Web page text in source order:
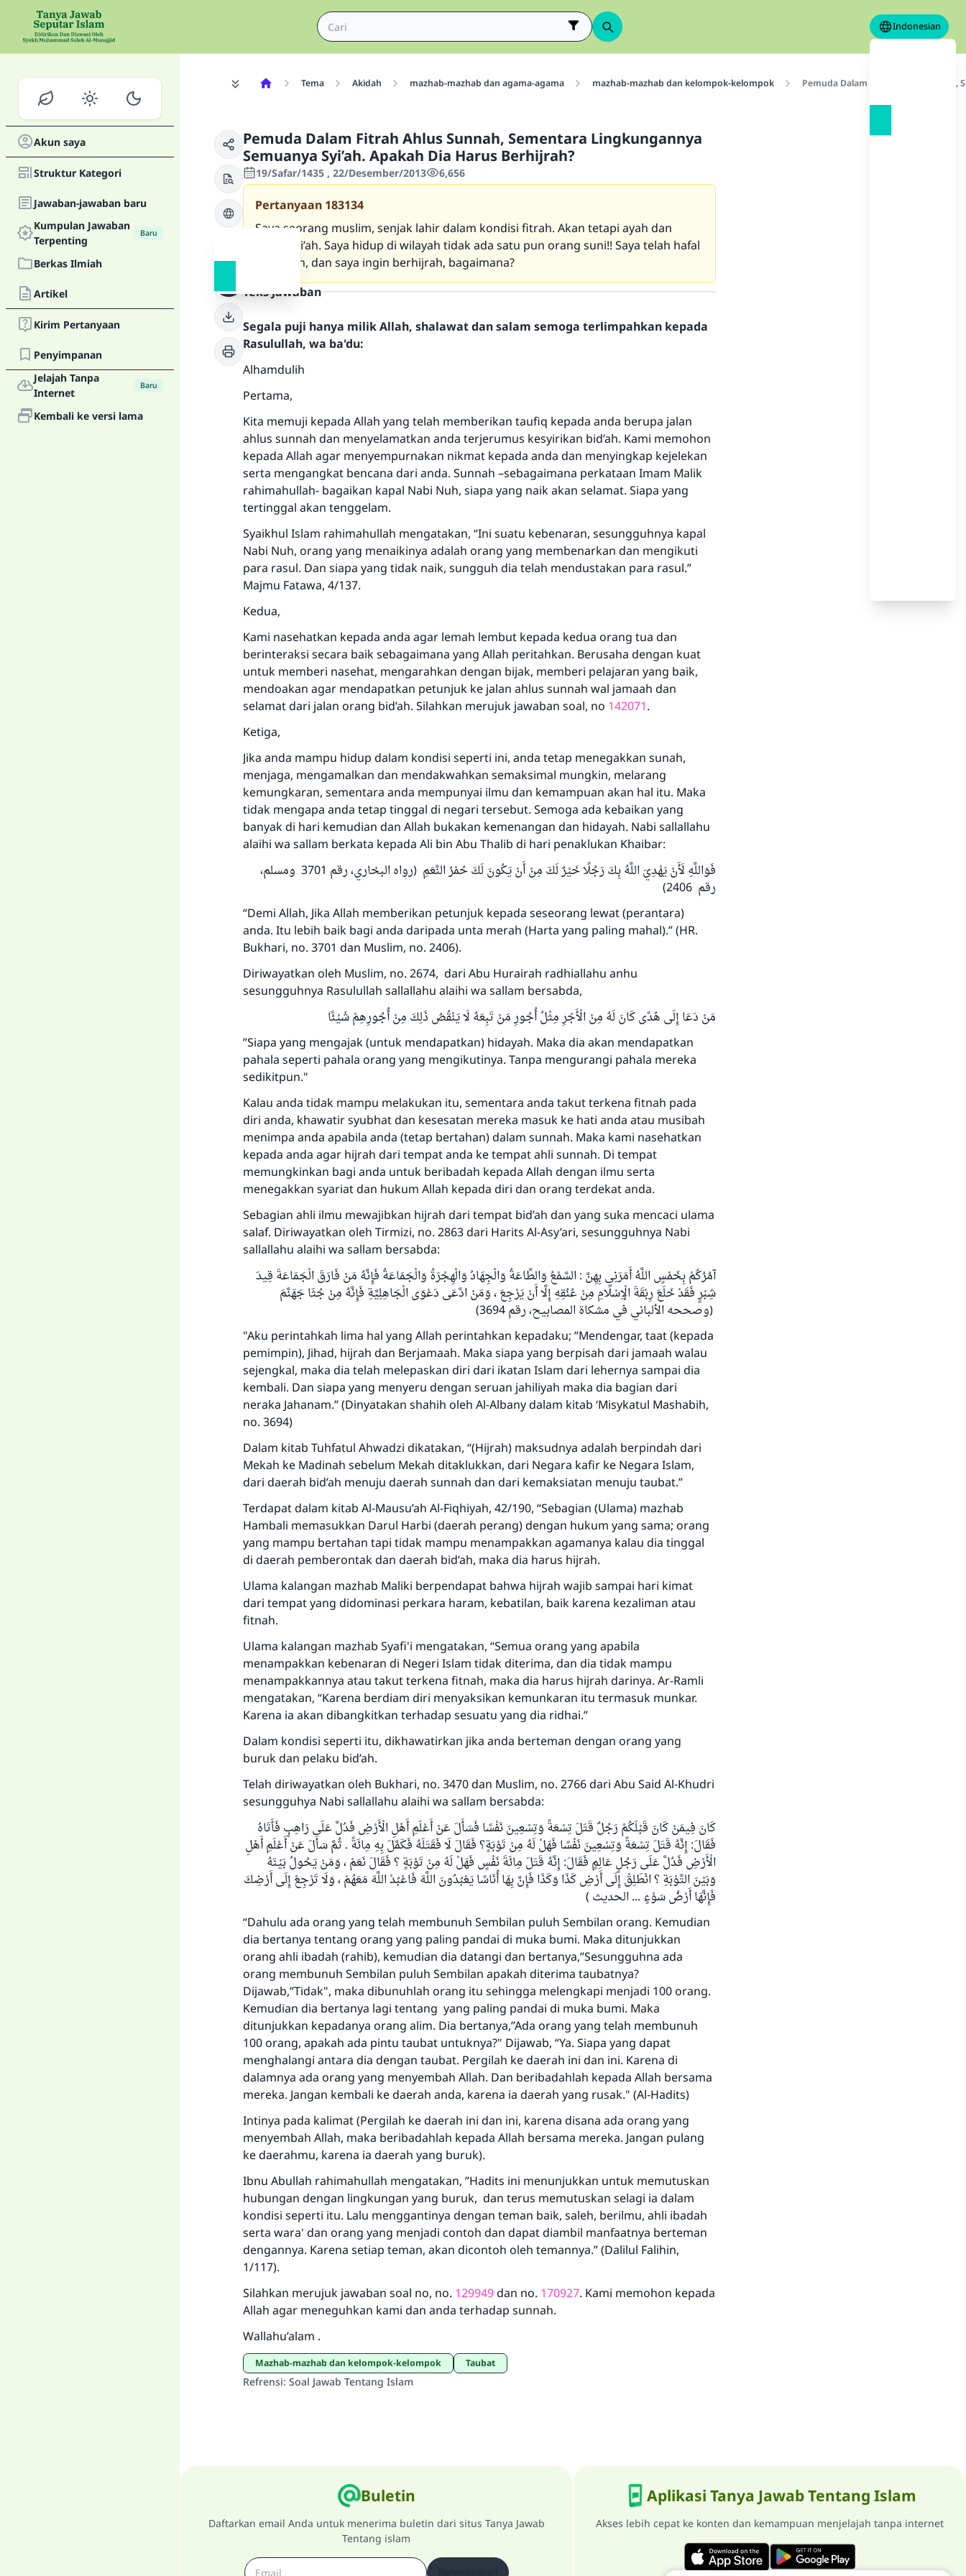
Indonesian
Akun saya
Struktur Kategori
Jawaban-jawaban baru
Kumpulan Jawaban
Terpenting
Baru
Berkas Ilmiah
Artikel
Kirim Pertanyaan
Penyimpanan
Jelajah Tanpa
Internet
Baru
Kembali ke versi lama
Tema Akidah mazhab-mazhab dan agama-agama mazhab-mazhab dan kelompok-kelompok Pemuda Dalam Fitrah Ahlus Sunnah,
Pemuda Dalam Fitrah Ahlus Sunnah, Sementara Lingkungannya
Semuanya Syi’ah. Apakah Dia Harus Berhijrah?
19/Safar/1435 , 22/Desember/2013 6,656
Pertanyaan 183134
Saya seorang muslim, senjak lahir dalam kondisi fitrah. Akan tetapi ayah dan
ibuku syi’ah. Saya hidup di wilayah tidak ada satu pun orang suni!! Saya telah hafal
Al-Qur’an, dan saya ingin berhijrah, bagaimana?
Teks Jawaban
Segala puji hanya milik Allah, shalawat dan salam semoga terlimpahkan kepada
Rasulullah, wa ba'du:
Alhamdulih
Pertama,
Kita memuji kepada Allah yang telah memberikan taufiq kepada anda berupa jalan
ahlus sunnah dan menyelamatkan anda terjerumus kesyirikan bid’ah. Kami memohon
kepada Allah agar menyempurnakan nikmat kepada anda dan menyingkap kejelekan
serta mengangkat bencana dari anda. Sunnah –sebagaimana perkataan Imam Malik
rahimahullah- bagaikan kapal Nabi Nuh, siapa yang naik akan selamat. Siapa yang
tertinggal akan tenggelam.
Syaikhul Islam rahimahullah mengatakan, “Ini suatu kebenaran, sesungguhnya kapal
Nabi Nuh, orang yang menaikinya adalah orang yang membenarkan dan mengikuti
para rasul. Dan siapa yang tidak naik, sungguh dia telah mendustakan para rasul.”
Majmu Fatawa, 4/137.
Kedua,
Kami nasehatkan kepada anda agar lemah lembut kepada kedua orang tua dan
berinteraksi secara baik sebagaimana yang Allah peritahkan. Berusaha dengan kuat
untuk memberi nasehat, mengarahkan dengan bijak, memberi pelajaran yang baik,
mendoakan agar mendapatkan petunjuk ke jalan ahlus sunnah wal jamaah dan
selamat dari jalan orang bid’ah. Silahkan merujuk jawaban soal, no 142071.
Ketiga,
Jika anda mampu hidup dalam kondisi seperti ini, anda tetap menegakkan sunah,
menjaga, mengamalkan dan mendakwahkan semaksimal mungkin, melarang
kemungkaran, sementara anda mempunyai ilmu dan kemampuan akan hal itu. Maka
tidak mengapa anda tetap tinggal di negari tersebut. Semoga ada kebaikan yang
banyak di hari kemudian dan Allah bukakan kemenangan dan hidayah. Nabi sallallahu
alaihi wa sallam berkata kepada Ali bin Abu Thalib di hari penaklukan Khaibar:
فَوَاللَّهِ لَأَنْ يَهْدِيَ اللَّهُ بِكَ رَجُلًا خَيْرٌ لَكَ مِنْ أَنْ يَكُونَ لَكَ حُمْرُ النَّعَمِ (رواه البخاري، رقم 3701 ومسلم،
رقم 2406)
“Demi Allah, Jika Allah memberikan petunjuk kepada seseorang lewat (perantara)
anda. Itu lebih baik bagi anda daripada unta merah (Harta yang paling mahal).” (HR.
Bukhari, no. 3701 dan Muslim, no. 2406).
Diriwayatkan oleh Muslim, no. 2674, dari Abu Hurairah radhiallahu anhu
sesungguhnya Rasulullah sallallahu alaihi wa sallam bersabda,
مَنْ دَعَا إِلَى هُدًى كَانَ لَهُ مِنْ الْأَجْرِ مِثْلُ أُجُورِ مَنْ تَبِعَهُ لَا يَنْقُصُ ذَلِكَ مِنْ أُجُورِهِمْ شَيْئًا
”Siapa yang mengajak (untuk mendapatkan) hidayah. Maka dia akan mendapatkan
pahala seperti pahala orang yang mengikutinya. Tanpa mengurangi pahala mereka
sedikitpun."
Kalau anda tidak mampu melakukan itu, sementara anda takut terkena fitnah pada
diri anda, khawatir syubhat dan kesesatan mereka masuk ke hati anda atau musibah
menimpa anda apabila anda (tetap bertahan) dalam sunnah. Maka kami nasehatkan
kepada anda agar hijrah dari tempat anda ke tempat ahli sunnah. Di tempat
memungkinkan bagi anda untuk beribadah kepada Allah dengan ilmu serta
menegakkan syariat dan hukum Allah kepada diri dan orang terdekat anda.
Sebagian ahli ilmu mewajibkan hijrah dari tempat bid’ah dan yang suka mencaci ulama
salaf. Diriwayatkan oleh Tirmizi, no. 2863 dari Harits Al-Asy’ari, sesungguhnya Nabi
sallallahu alaihi wa sallam bersabda:
آمُرُكُمْ بِخَمْسٍ اللَّهُ أَمَرَنِي بِهِنَّ : السَّمْعُ وَالطَّاعَةُ وَالْجِهَادُ وَالْهِجْرَةُ وَالْجَمَاعَةُ فَإِنَّهُ مَنْ فَارَقَ الْجَمَاعَةَ قِيدَ
شِبْرٍ فَقَدْ خَلَعَ رِبْقَةَ الْإِسْلَامِ مِنْ عُنُقِهِ إِلَّا أَنْ يَرْجِعَ ، وَمَنْ ادَّعَى دَعْوَى الْجَاهِلِيَّةِ فَإِنَّهُ مِنْ جُثَا جَهَنَّمَ
(وصححه الألباني في مشكاة المصابيح، رقم 3694)
"Aku perintahkah lima hal yang Allah perintahkan kepadaku; ”Mendengar, taat (kepada
pemimpin), Jihad, hijrah dan Berjamaah. Maka siapa yang berpisah dari jamaah walau
sejengkal, maka dia telah melepaskan diri dari ikatan Islam dari lehernya sampai dia
kembali. Dan siapa yang menyeru dengan seruan jahiliyah maka dia bagian dari
neraka Jahanam.” (Dinyatakan shahih oleh Al-Albany dalam kitab ‘Misykatul Mashabih,
no. 3694)
Dalam kitab Tuhfatul Ahwadzi dikatakan, “(Hijrah) maksudnya adalah berpindah dari
Mekah ke Madinah sebelum Mekah ditaklukkan, dari Negara kafir ke Negara Islam,
dari daerah bid’ah menuju daerah sunnah dan dari kemaksiatan menuju taubat.”
Terdapat dalam kitab Al-Mausu’ah Al-Fiqhiyah, 42/190, “Sebagian (Ulama) mazhab
Hambali memasukkan Darul Harbi (daerah perang) dengan hukum yang sama; orang
yang mampu bertahan tapi tidak mampu menampakkan agamanya kalau dia tinggal
di daerah pemberontak dan daerah bid’ah, maka dia harus hijrah.
Ulama kalangan mazhab Maliki berpendapat bahwa hijrah wajib sampai hari kimat
dari tempat yang didominasi perkara haram, kebatilan, baik karena kezaliman atau
fitnah.
Ulama kalangan mazhab Syafi'i mengatakan, “Semua orang yang apabila
menampakkan kebenaran di Negeri Islam tidak diterima, dan dia tidak mampu
menampakkannya atau takut terkena fitnah, maka dia harus hijrah darinya. Ar-Ramli
mengatakan, “Karena berdiam diri menyaksikan kemunkaran itu termasuk munkar.
Karena ia akan dibangkitkan terhadap sesuatu yang dia ridhai.”
Dalam kondisi seperti itu, dikhawatirkan jika anda berteman dengan orang yang
buruk dan pelaku bid’ah.
Telah diriwayatkan oleh Bukhari, no. 3470 dan Muslim, no. 2766 dari Abu Said Al-Khudri
sesungguhya Nabi sallallahu alaihi wa sallam bersabda:
كَانَ فِيمَنْ كَانَ قَبْلَكُمْ رَجُلٌ قَتَلَ تِسْعَةً وَتِسْعِينَ نَفْسًا فَسَأَلَ عَنْ أَعْلَمِ أَهْلِ الْأَرْضِ فَدُلَّ عَلَى رَاهِبٍ فَأَتَاهُ
فَقَالَ: إِنَّهُ قَتَلَ تِسْعَةً وَتِسْعِينَ نَفْسًا فَهَلْ لَهُ مِنْ تَوْبَةٍ؟ فَقَالَ لَا فَقَتَلَهُ فَكَمَّلَ بِهِ مِائَةً . ثُمَّ سَأَلَ عَنْ أَعْلَمِ أَهْلِ
الْأَرْضِ فَدُلَّ عَلَى رَجُلٍ عَالِمٍ فَقَالَ: إِنَّهُ قَتَلَ مِائَةَ نَفْسٍ فَهَلْ لَهُ مِنْ تَوْبَةٍ ؟ فَقَالَ نَعَمْ ، وَمَنْ يَحُولُ بَيْنَهُ
وَبَيْنَ التَّوْبَةِ ؟ انْطَلِقْ إِلَى أَرْضِ كَذَا وَكَذَا فَإِنَّ بِهَا أُنَاسًا يَعْبُدُونَ اللَّهَ فَاعْبُدْ اللَّهَ مَعَهُمْ ، وَلَا تَرْجِعْ إِلَى أَرْضِكَ
فَإِنَّهَا أَرْضُ سَوْءٍ ... الحديث )
“Dahulu ada orang yang telah membunuh Sembilan puluh Sembilan orang. Kemudian
dia bertanya tentang orang yang paling pandai di muka bumi. Maka ditunjukkan
orang ahli ibadah (rahib), kemudian dia datangi dan bertanya,”Sesungguhna ada
orang membunuh Sembilan puluh Sembilan apakah diterima taubatnya?
Dijawab,”Tidak", maka dibunuhlah orang itu sehingga melengkapi menjadi 100 orang.
Kemudian dia bertanya lagi tentang yang paling pandai di muka bumi. Maka
ditunjukkan kepadanya orang alim. Dia bertanya,”Ada orang yang telah membunuh
100 orang, apakah ada pintu taubat untuknya?" Dijawab, “Ya. Siapa yang dapat
menghalangi antara dia dengan taubat. Pergilah ke daerah ini dan ini. Karena di
dalamnya ada orang yang menyembah Allah. Dan beribadahlah kepada Allah bersama
mereka. Jangan kembali ke daerah anda, karena ia daerah yang rusak." (Al-Hadits)
Intinya pada kalimat (Pergilah ke daerah ini dan ini, karena disana ada orang yang
menyembah Allah, maka beribadahlah kepada Allah bersama mereka. Jangan pulang
ke daerahmu, karena ia daerah yang buruk).
Ibnu Abullah rahimahullah mengatakan, ”Hadits ini menunjukkan untuk memutuskan
hubungan dengan lingkungan yang buruk, dan terus memutuskan selagi ia dalam
kondisi seperti itu. Lalu menggantinya dengan teman baik, saleh, berilmu, ahli ibadah
serta wara' dan orang yang menjadi contoh dan dapat diambil manfaatnya berteman
dengannya. Karena setiap teman, akan dicontoh oleh temannya.” (Dalilul Falihin,
1/117).
Silahkan merujuk jawaban soal no, no. 129949dan no. 170927. Kami memohon kepada
Allah agar meneguhkan kami dan anda terhadap sunnah.
Wallahu’alam .
mazhab-mazhab dan kelompok-kelompok Taubat
Refrensi: Soal Jawab Tentang Islam
Buletin
Daftarkan email Anda untuk menerima buletin dari situs Tanya Jawab
Tentang islam
Aplikasi Tanya Jawab Tentang Islam
Akses lebih cepat ke konten dan kemampuan menjelajah tanpa internet
Jawaban no. 110845 menyelamatkan
pernikahan.
Bantu kami dalam memberikan jawaban untuk umat
Rasulullah ﷺ bersabda
"Siapa yang menunjukkan suatu kebaikan, meka dia akan
mendapatkan pahala yang sama dengan orang yang
melakukannya"
MUSLIM, 1893
Saham